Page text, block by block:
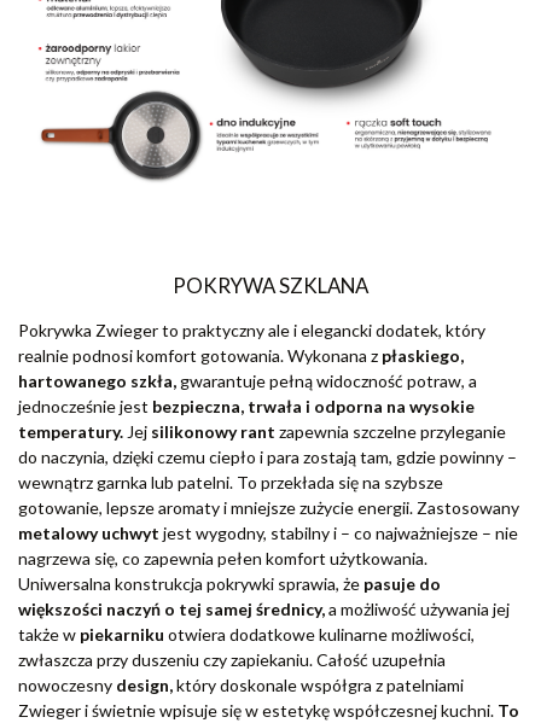
POKRYWA SZKLANA
Pokrywka Zwieger to praktyczny ale i elegancki dodatek, który
realnie podnosi komfort gotowania. Wykonana z płaskiego,
hartowanego szkła,gwarantuje pełną widoczność potraw, a
jednocześnie jest bezpieczna, trwała i odporna na wysokie
temperatury. Jej silikonowy rant zapewnia szczelne przyleganie
do naczynia, dzięki czemu ciepło i para zostają tam, gdzie powinny –
wewnątrz garnka lub patelni. To przekłada się na szybsze
gotowanie, lepsze aromaty i mniejsze zużycie energii. Zastosowany
metalowy uchwyt jest wygodny, stabilny i – co najważniejsze – nie
nagrzewa się, co zapewnia pełen komfort użytkowania.
Uniwersalna konstrukcja pokrywki sprawia, że pasuje do
większości naczyń o tej samej średnicy,a możliwość używania jej
także w piekarniku otwiera dodatkowe kulinarne możliwości,
zwłaszcza przy duszeniu czy zapiekaniu. Całość uzupełnia
nowoczesny design,który doskonale współgra z patelniami
Zwieger i świetnie wpisuje się w estetykę współczesnej kuchni. To